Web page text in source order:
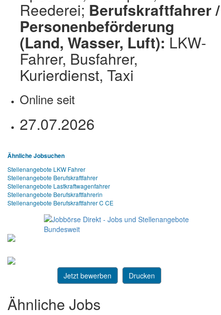
Reederei; Berufskraftfahrer /
Personenbeförderung
(Land, Wasser, Luft):LKW-
Fahrer, Busfahrer,
Kurierdienst, Taxi
Online seit
27.07.2026
Ähnliche Jobsuchen
Stellenangebote LKW Fahrer
Stellenangebote Berufskraftfahrer
Stellenangebote Lastkraftwagenfahrer
Stellenangebote Berufskraftfahrerin
Stellenangebote Berufskraftfahrer C CE
Jetzt bewerben Drucken
Ähnliche Jobs